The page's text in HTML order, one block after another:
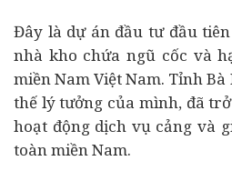
Đây là dự án đầu tưđầu tiên
nhà kho chứa ngũ cốc và
miền Nam Việt Nam. Tỉnh Bà
thế lý tưởng của mình, đã
hoạt động dịch vụ cảng và
toàn miền Nam.